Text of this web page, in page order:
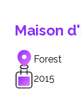
Maison
Forest
2015